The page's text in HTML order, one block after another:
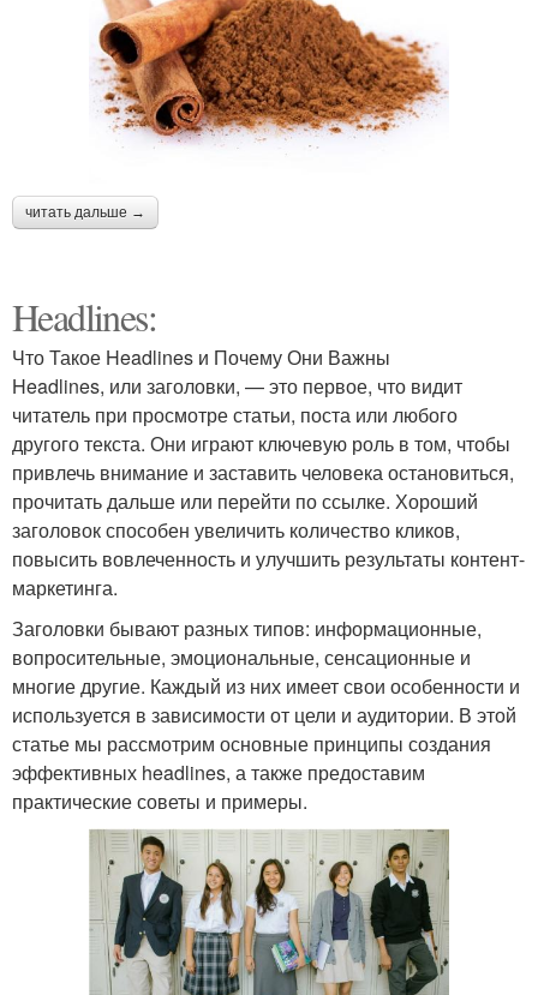
читать дальше →
Headlines:
Что Такое Headlines и Почему Они Важны
Headlines, или заголовки, — это первое, что видит
читатель при просмотре статьи, поста или любого
другого текста. Они играют ключевую роль в том, чтобы
привлечь внимание и заставить человека остановиться,
прочитать дальше или перейти по ссылке. Хороший
заголовок способен увеличить количество кликов,
повысить вовлеченность и улучшить результаты контент-
маркетинга.
Заголовки бывают разных типов: информационные,
вопросительные, эмоциональные, сенсационные и
многие другие. Каждый из них имеет свои особенности и
используется в зависимости от цели и аудитории. В этой
статье мы рассмотрим основные принципы создания
эффективных headlines, а также предоставим
практические советы и примеры.